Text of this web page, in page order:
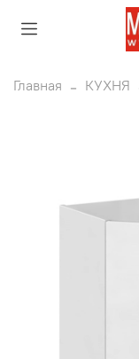
Главная КУХНЯ